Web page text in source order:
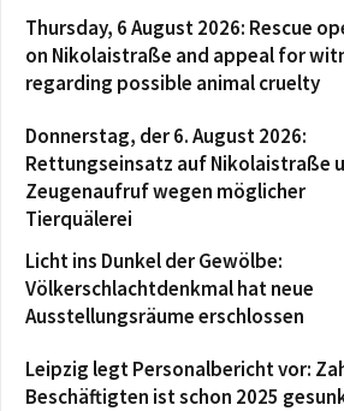
Thursday, 6 August 2026: Rescue
on Nikolaistraße and appeal for
regarding possible animal cruelty
Donnerstag, der 6. August 2026:
Rettungseinsatz auf Nikolaistraße
Zeugenaufruf wegen möglicher
Tierquälerei
Licht ins Dunkel der Gewölbe:
Völkerschlachtdenkmal hat neue
Ausstellungsräume erschlossen
Leipzig legt Personalbericht vor:
Beschäftigten ist schon 2025